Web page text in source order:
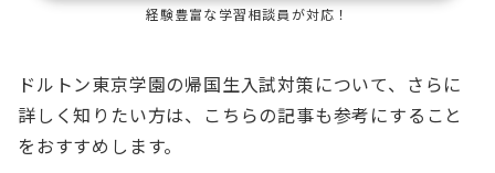
経験豊富な学習相談員が対応！
ドルトン東京学園の帰国生入試対策について、さらに
詳しく知りたい方は、こちらの記事も参考にすること
をおすすめします。